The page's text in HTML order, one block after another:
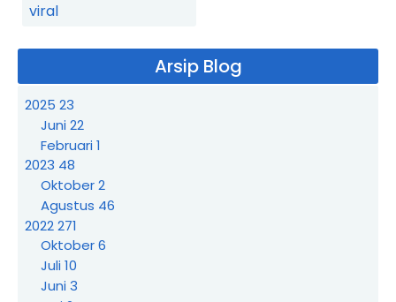
viral
Arsip Blog
2025 23
Juni22
Februari1
2023 48
Oktober2
Agustus 46
2022271
Oktober6
Juli10
Juni3